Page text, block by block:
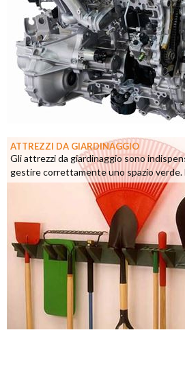
ATTREZZI DA GIARDINAGGIO
Gli attrezzi da giardinaggio sono
gestire correttamente uno spazio verde.